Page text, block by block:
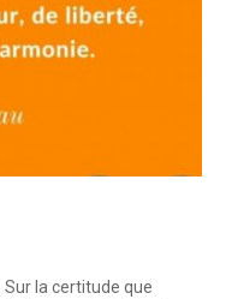
Sur la certitude que